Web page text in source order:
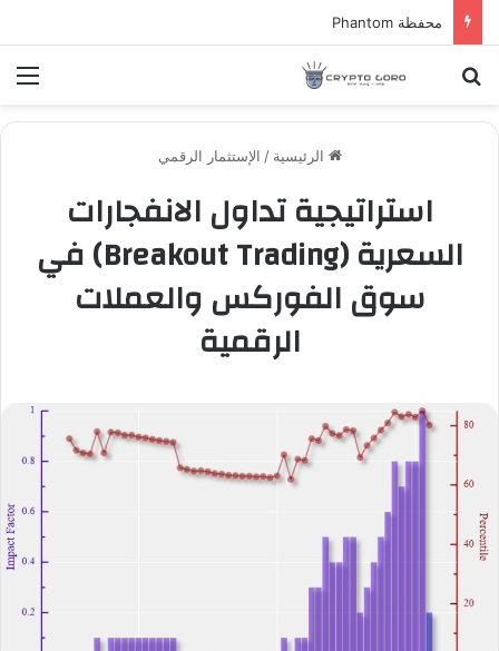
محفظة Phantom
بحث عن
الرئيسية / الإستثمار الرقمي
استراتيجية تداول الانفجارات
السعرية (Breakout Trading) في
سوق الفوركس والعملات
الرقمية